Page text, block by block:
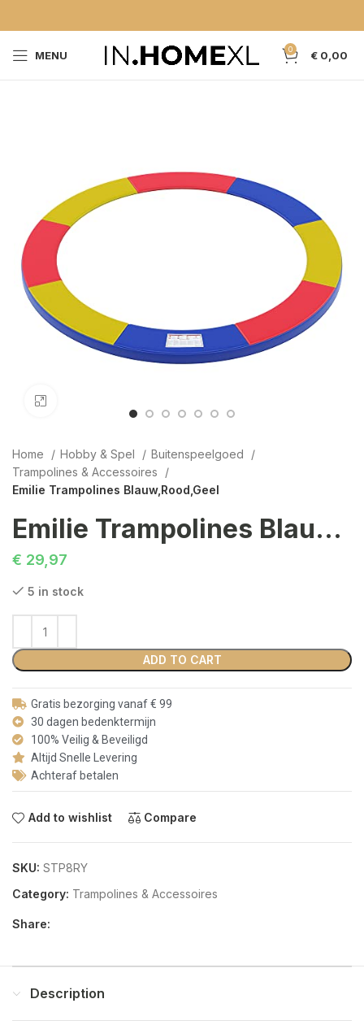
MENU 0 € 0,00
Home Hobby & Spel
Buitenspeelgoed
Trampolines & Accessoires
Emilie Trampolines Blauw,Rood,Geel
Emilie Trampolines Blauw,Rood,Geel
€ 29,97
5 in stock
ADD TO CART
Gratis bezorging vanaf € 99
30 dagen bedenktermijn
100% Veilig & Beveiligd
Altijd Snelle Levering
Achteraf betalen
Add to wishlist Compare
SKU: STP8RY
Category: Trampolines & Accessoires
Share:
Description